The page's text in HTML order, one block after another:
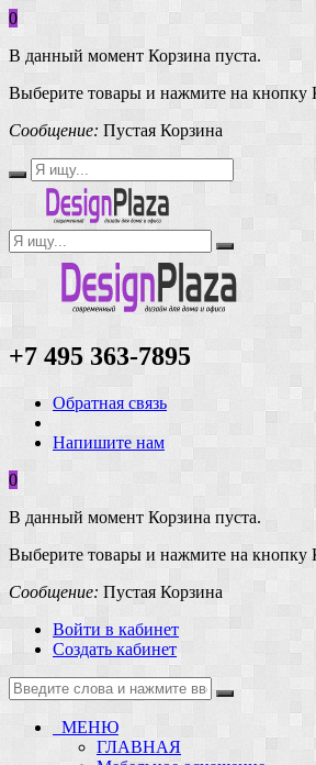
0
В данный момент Корзина пуста.
Выберите товары и нажмите на кнопку
Сообщение: Пустая Корзина
+7 495 363-7895
Обратная связь
Напишите нам
0
В данный момент Корзина пуста.
Выберите товары и нажмите на кнопку
Сообщение: Пустая Корзина
Войти в кабинет
Создать кабинет
МЕНЮ
ГЛАВНАЯ